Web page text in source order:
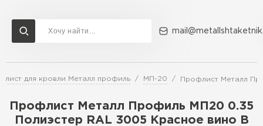
для кровли Металл профиль МП-20 Профлист Металл
Профлист Металл Профиль МП20 0.35
Полиэстер RAL 3005 Красное вино B
Доставка и оплата Акции О компании Контакты
Перейти в каталог